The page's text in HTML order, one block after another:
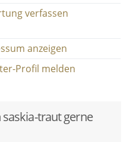
verfassen
anzeigen
Profil melden
traut gerne